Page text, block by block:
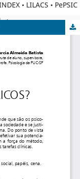
• LILACS • PePSIC